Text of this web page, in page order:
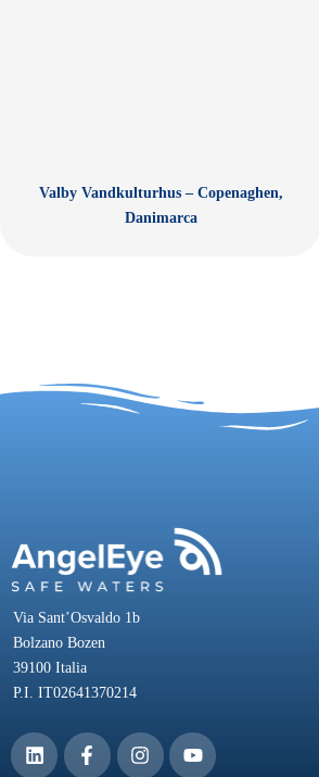
Valby Vandkulturhus – Copenaghen,
Danimarca
Via Sant’Osvaldo 1b
Bolzano Bozen
39100 Italia
P.I. IT02641370214